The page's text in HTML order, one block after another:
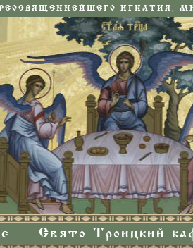
ИГНАТИЯ,
— Свято-Троицкий